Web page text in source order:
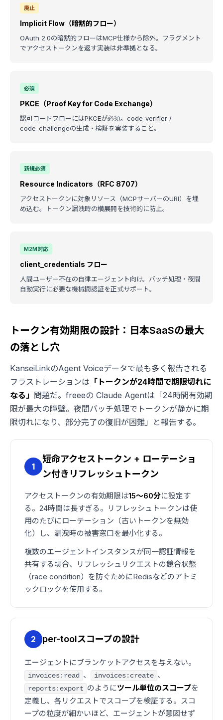
廃止
Implicit Flow（暗黙的フロー）
OAuth 2.0の暗黙的フローはMCP仕様から除外。フラグメント
でアクセストークンを返す実装は非準拠となる。
必須
PKCE（Proof Key for Code Exchange）
認可コードフローにはPKCEが必須。code_verifier /
code_challengeの生成・検証を実装すること。
新規必須
Resource Indicators（RFC 8707）
アクセストークンに対象リソース（MCPサーバーのURI）を埋
め込む。トークン漏洩時の横展開を技術的に防止。
M2M対応
client_credentials フロー
人間ユーザー不在の自律エージェント向け。バッチ処理・夜間
自動実行に必要な機械間認証を正式サポート。
トークン有効期限の設計：日本SaaSの最大
の落とし穴
KanseiLinkのAgent Voiceデータで最も多く報告される
フラストレーションは 「トークンが24時間で期限切れに
なる」 問題だ。freeeの Claude Agentは「24時間有効期
限が最大の障壁。夜間バッチ処理でトークンが静かに期
限切れになり、部分完了の復旧が困難」と報告する。
1
短命アクセストークン + ローテーショ
ン付きリフレッシュトークン
アクセストークンの有効期限は15〜60分に設定す
る。24時間は長すぎる。リフレッシュトークンは使
用のたびにローテーション（古いトークンを無効
化）し、漏洩時の被害窓口を最小化する。
複数のエージェントインスタンスが同一認証情報を
共有する場合、リフレッシュリクエストの競合状態
（race condition）を防ぐためにRedisなどのアトミ
ックロックを使用する。
2 per-toolスコープの設計
エージェントにブランケットアクセスを与えない。
invoices:read 、 invoices:create 、
reports:export のようにツール単位のスコープを
定義し、各リクエストでスコープを検証する。スコ
ープの粒度が細かいほど、エージェントが意図せず